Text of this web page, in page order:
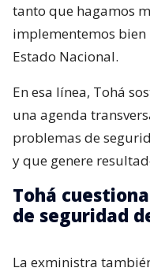
tanto que hagamos
implementemos bien
Estado Nacional.
En esa línea, Tohá
una agenda
problemas de
y que genere
Tohá
de seguridad
La exministra